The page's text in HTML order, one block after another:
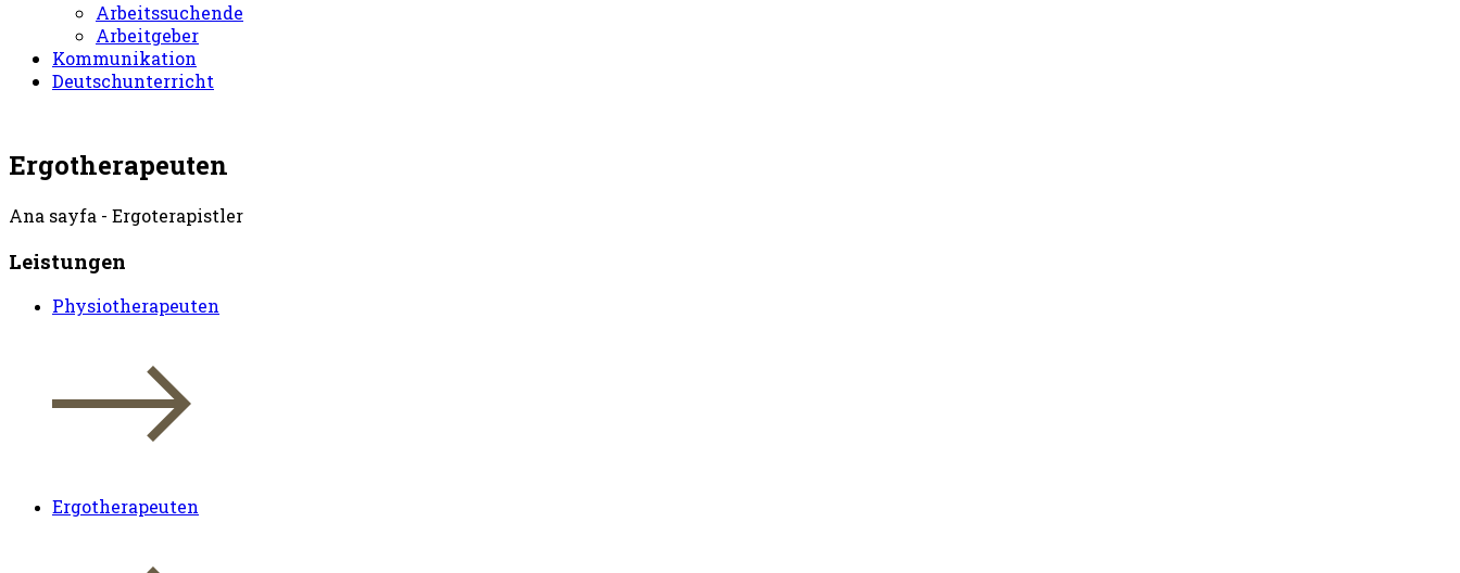
Arbeitssuchende
Arbeitgeber
Kommunikation
Deutschunterricht
Ergotherapeuten
Ana sayfa - Ergoterapistler
Leistungen
Physiotherapeuten
Ergotherapeuten